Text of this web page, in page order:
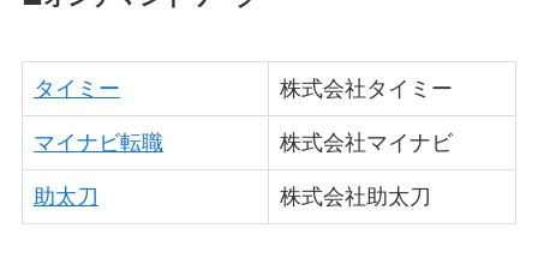
タイミー 株式会社タイミー
マイナビ転職 株式会社マイナビ
助太刀 株式会社助太刀